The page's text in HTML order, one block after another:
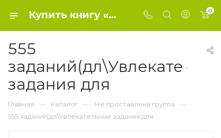
Купить книгу «555 заданий(дл\Увлекательные задания для» 2023, Дмитриева В.Г. - Не проставлена группа 0
555
задания для
Главная — Каталог — Не проставлена группа —
555 заданий(дл\Увлекательные задания для